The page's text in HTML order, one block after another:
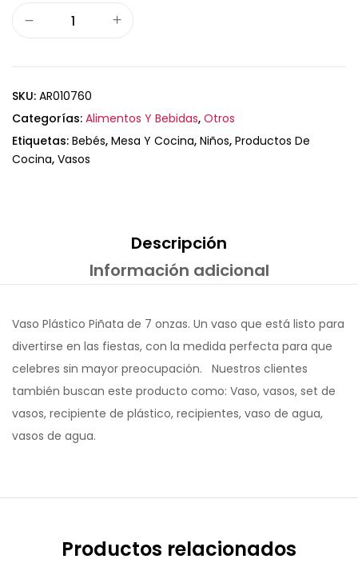
SKU: AR010760
Categorías: Alimentos Y Bebidas, Otros
Etiquetas: Bebés, Mesa Y Cocina, Niños, Productos De
Cocina, Vasos
Descripción
Información adicional
Vaso Plástico Piñata de 7 onzas. Un vaso que está listo para
divertirse en las fiestas, con la medida perfecta para que
celebres sin mayor preocupación. Nuestros clientes
también buscan este producto como: Vaso, vasos, set de
vasos, recipiente de plástico, recipientes, vaso de agua,
vasos de agua.
Productos relacionados